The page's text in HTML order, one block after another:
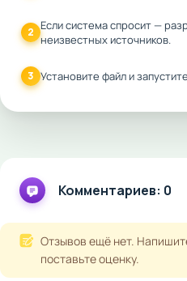
2 Если система спросит —
неизвестных источников.
3 Установите файл и
Комментариев: 0
Отзывов ещё нет.
поставьте оценку.